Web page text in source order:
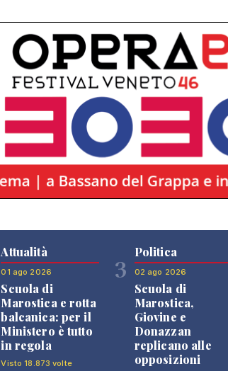
Attualità
01 ago 2026
Scuola di
Marostica e rotta
balcanica: per il
Ministero è tutto
in regola
Visto 18.873 volte
3
Politica
02 ago 2026
Scuola di
Marostica,
Giovine e
Donazzan
replicano alle
opposizioni